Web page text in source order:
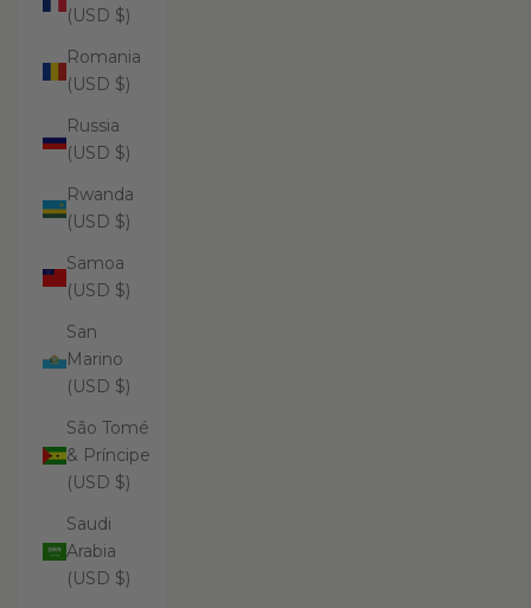
(USD $)
Romania
(USD $)
Russia
(USD $)
Rwanda
(USD $)
Samoa
(USD $)
San
Marino
(USD $)
São Tomé
& Príncipe
(USD $)
Saudi
Arabia
(USD $)